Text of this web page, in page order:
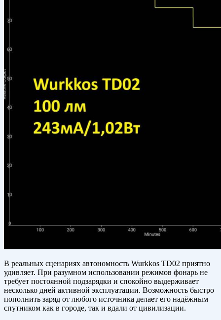
В реальных сценариях автономность Wurkkos TD02 приятно
удивляет. При разумном использовании режимов фонарь не
требует постоянной подзарядки и спокойно выдерживает
несколько дней активной эксплуатации. Возможность быстро
пополнить заряд от любого источника делает его надёжным
спутником как в городе, так и вдали от цивилизации.